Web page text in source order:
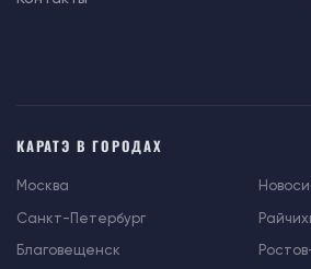
КАРАТЭ В ГОРОДАХ
Москва
Санкт-Петербург
Благовещенск